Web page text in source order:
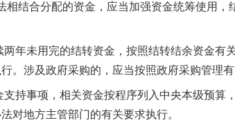
合分配的资金，应当加强资金统筹使用，
未用完的结转资金，按照结转结余资金有
。涉及政府采购的，应当按照政府采购管理有
事项，相关资金按程序列入中央本级预算
对地方主管部门的有关要求执行。